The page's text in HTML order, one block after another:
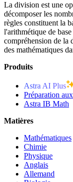
La division est une
décomposer les
règles constituent la
l'arithmétique de
compréhension de la
des mathématiques
Produits
Astra AI Plus
Préparation
Astra IB Math
Matières
Mathématiques
Chimie
Physique
Anglais
Allemand